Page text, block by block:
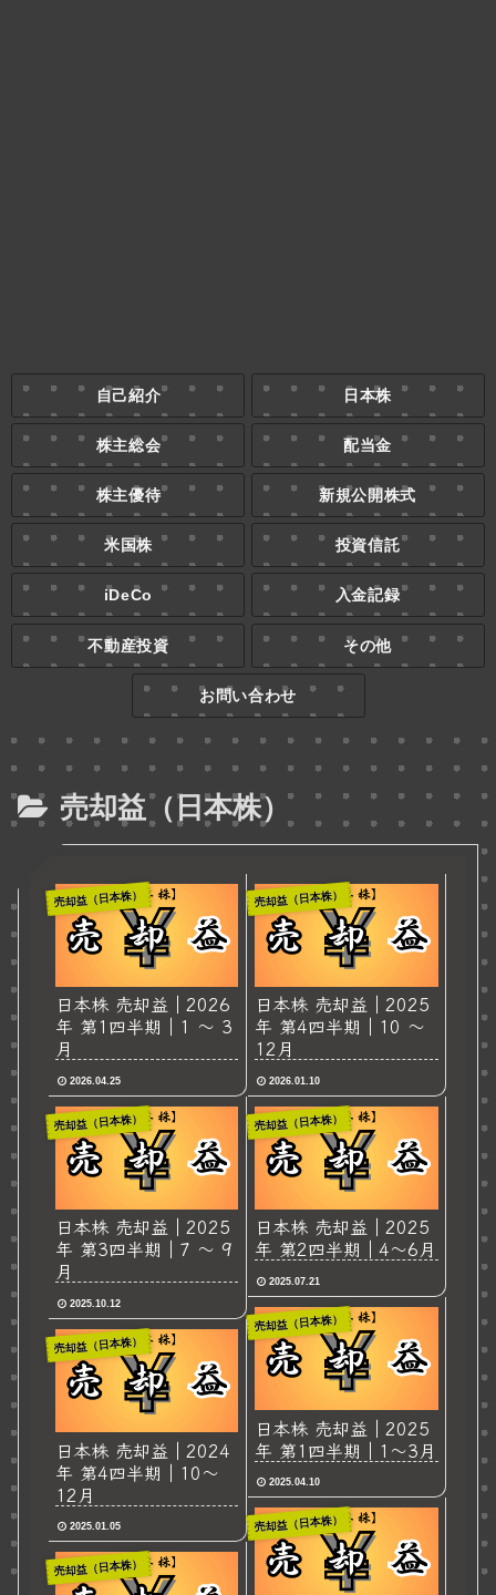
自己紹介 日本株
株主総会 配当金
株主優待 新規公開株式
米国株 投資信託
iDeCo 入金記録
不動産投資 その他
お問い合わせ
売却益（日本株）
売却益（日本株）
日本株 売却益｜2026
年 第1四半期｜1 ～ 3
月
2026.04.25
売却益（日本株）
日本株 売却益｜2025
年 第4四半期｜10 ～
12月
2026.01.10
売却益（日本株）
日本株 売却益｜2025
年 第3四半期｜7 ～ 9
月
2025.10.12
売却益（日本株）
日本株 売却益｜2025
年 第2四半期｜4～6月
2025.07.21
売却益（日本株）
日本株 売却益｜2025
年 第1四半期｜1～3月
2025.04.10
売却益（日本株）
日本株 売却益｜2024
年 第4四半期｜10～
12月
2025.01.05 売却益（日本株）
売却益（日本株）